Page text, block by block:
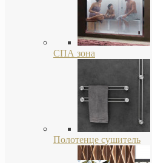
СПА зона
Полотенце сушитель